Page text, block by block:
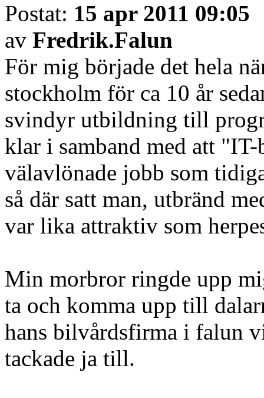
Postat: 15 apr 2011 09:05
av Fredrik.Falun
För mig började det hela
stockholm för ca 10 år
svindyr utbildning till
klar i samband med att
välavlönade jobb som
så där satt man, utbränd
var lika attraktiv som
Min morbror ringde upp
ta och komma upp till
hans bilvårdsfirma i falun
tackade ja till.